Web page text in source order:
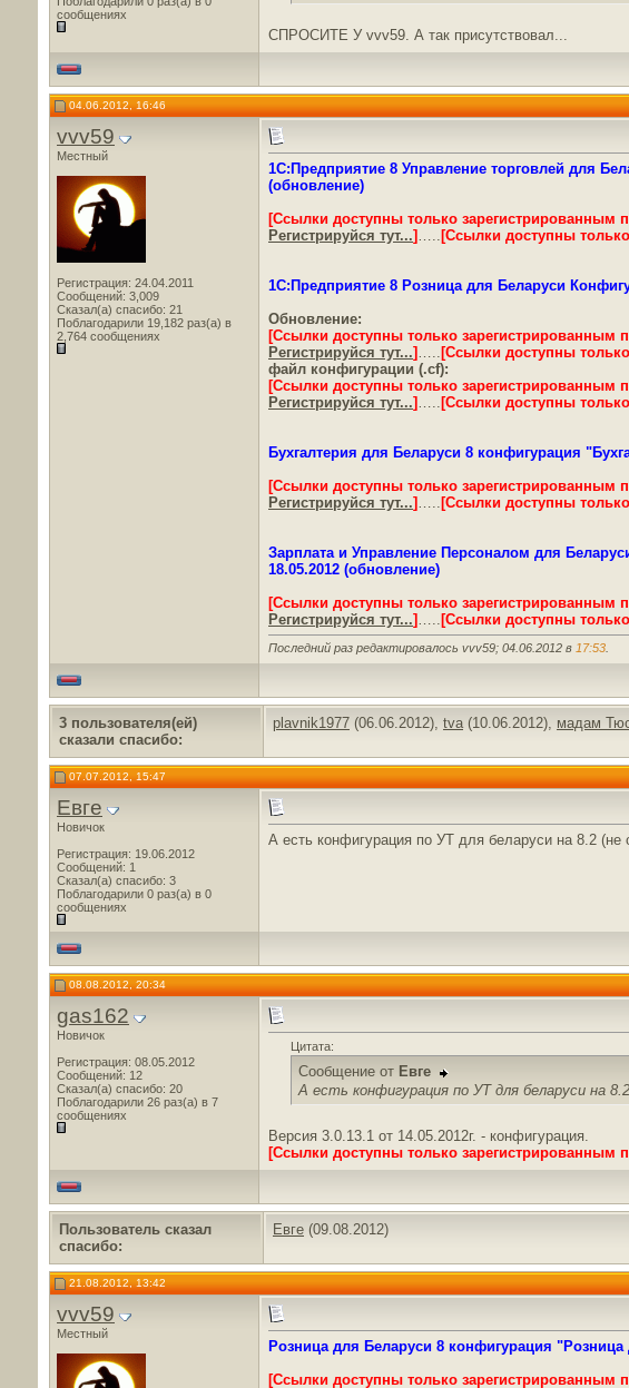
сообщениях
СПРОСИТЕ У vvv59. А так присутствовал...
04.06.2012, 16:46
vvv59
Местный
Регистрация: 24.04.2011
Сообщений: 3,009
Сказал(а) спасибо: 21
Поблагодарили 19,182 раз(а) в
2,764 сообщениях
1С:Предприятие 8 Управление торговлей для
(обновление)
[Ссылки доступны только зарегистрированным
Регистрируйся тут...] ….. [Ссылки доступны
1С:Предприятие 8 Розница для Беларуси
Обновление:
[Ссылки доступны только зарегистрированным
Регистрируйся тут...] ….. [Ссылки доступны
файл конфигурации (.cf):
[Ссылки доступны только зарегистрированным
Регистрируйся тут...] ….. [Ссылки доступны
Бухгалтерия для Беларуси 8 конфигурация
[Ссылки доступны только зарегистрированным
Регистрируйся тут...] ….. [Ссылки доступны
Зарплата и Управление Персоналом для
18.05.2012 (обновление)
[Ссылки доступны только зарегистрированным
Регистрируйся тут...] ….. [Ссылки доступны
Последний раз редактировалось vvv59; 04.06.2012 в 17:53
3 пользователя(ей)
сказали cпасибо:
plavnik1977 (06.06.2012), tva(10.06.2012), мадам
07.07.2012, 15:47
Евге
Новичок
Регистрация: 19.06.2012
Сообщений: 1
Сказал(а) спасибо: 3
Поблагодарили 0 раз(а) в 0
сообщениях
А есть конфигурация по УТ для беларуси на 8.2 (не
08.08.2012, 20:34
gas162
Новичок
Регистрация: 08.05.2012
Сообщений: 12
Сказал(а) спасибо: 20
Поблагодарили 26 раз(а) в 7
сообщениях
Цитата:
Сообщение от Евге
А есть конфигурация по УТ для беларуси на
Версия 3.0.13.1 от 14.05.2012г. - конфигурация.
[Ссылки доступны только зарегистрированным
Пользователь сказал
cпасибо:
Евге (09.08.2012)
21.08.2012, 13:42
vvv59
Местный
Розница для Беларуси 8 конфигурация
[Ссылки доступны только зарегистрированным